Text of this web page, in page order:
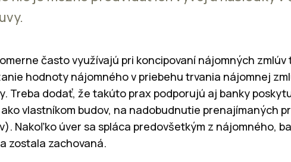
často využívajú pri koncipovaní nájomných
hodnoty nájomného v priebehu trvania nájomnej
Treba dodať, že takúto prax podporujú aj banky
vlastníkom budov, na nadobudnutie prenajímaných
Nakoľko úver sa spláca predovšetkým z nájomného,
zostala zachovaná.